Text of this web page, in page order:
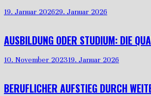
19. Januar 202629. Januar 2026
AUSBILDUNG ODER STUDIUM: DIE
10. November 202319. Januar 2026
BERUFLICHER AUFSTIEG DURCH